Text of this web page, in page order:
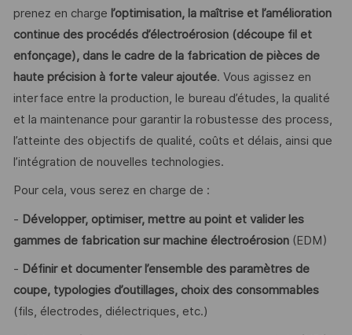
prenez en charge l’optimisation, la maîtrise et l’amélioration
continue des procédés d’électroérosion (découpe fil et
enfonçage), dans le cadre de la fabrication de pièces de
haute précision à forte valeur ajoutée. Vous agissez en
interface entre la production, le bureau d’études, la qualité
et la maintenance pour garantir la robustesse des process,
l’atteinte des objectifs de qualité, coûts et délais, ainsi que
l’intégration de nouvelles technologies.
Pour cela, vous serez en charge de :
- Développer, optimiser, mettre au point et valider les
gammes de fabrication sur machine électroérosion(EDM)
- Définir et documenter l’ensemble des paramètres de
coupe, typologies d’outillages, choix des consommables
(fils, électrodes, diélectriques, etc.)